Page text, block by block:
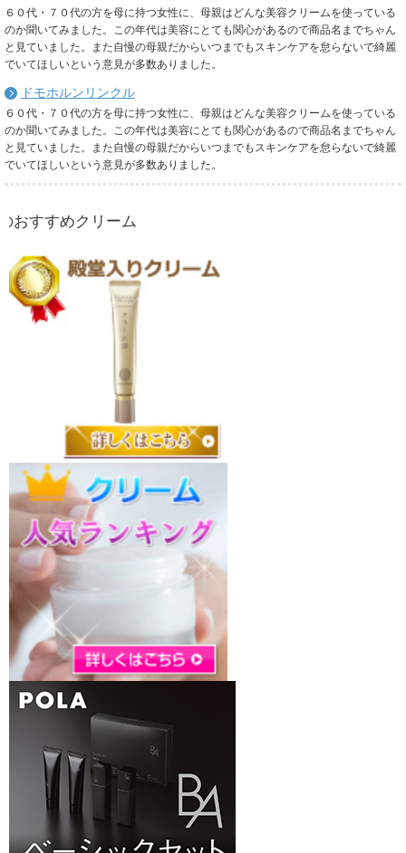
６０代・７０代の方を母に持つ女性に、母親はどんな美容クリームを使っている
のか聞いてみました。この年代は美容にとても関心があるので商品名までちゃん
と見ていました。また自慢の母親だからいつまでもスキンケアを怠らないで綺麗
でいてほしいという意見が多数ありました。
ドモホルンリンクル
６０代・７０代の方を母に持つ女性に、母親はどんな美容クリームを使っている
のか聞いてみました。この年代は美容にとても関心があるので商品名までちゃん
と見ていました。また自慢の母親だからいつまでもスキンケアを怠らないで綺麗
でいてほしいという意見が多数ありました。
リーム